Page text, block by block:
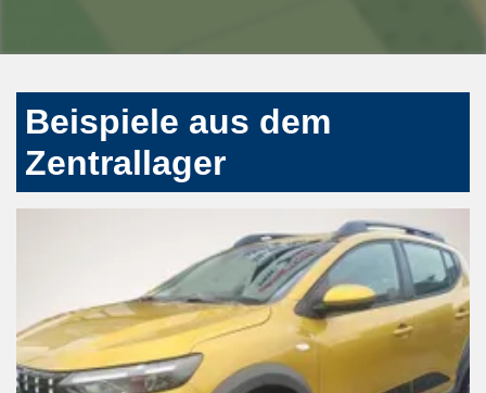
Beispiele aus dem
Zentrallager